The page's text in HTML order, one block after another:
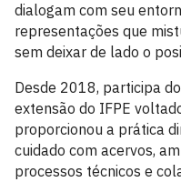
dialogam com seu
representações que
sem deixar de lado o
Desde 2018, participa
extensão do IFPE
proporcionou a prática
cuidado com acervos,
processos técnicos e